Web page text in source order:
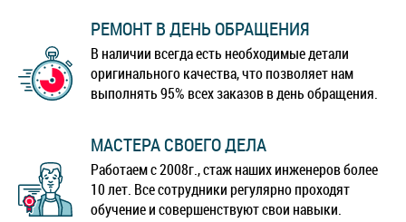
РЕМОНТ В ДЕНЬ ОБРАЩЕНИЯ
В наличии всегда есть необходимые детали
оригинального качества, что позволяет нам
выполнять 95% всех заказов в день обращения.
МАСТЕРА СВОЕГО ДЕЛА
Работаем с 2008г., стаж наших инженеров более
10 лет. Все сотрудники регулярно проходят
обучение и совершенствуют свои навыки.